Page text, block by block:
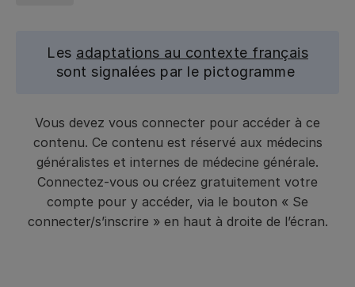
Les adaptations au contexte français
sont signalées par le pictogramme
Vous devez vous connecter pour accéder à ce
contenu. Ce contenu est réservé aux médecins
généralistes et internes de médecine générale.
Connectez-vous ou créez gratuitement votre
compte pour y accéder, via le bouton « Se
connecter/s’inscrire » en haut à droite de l’écran.